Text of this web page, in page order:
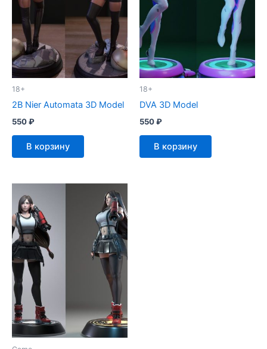
18+
2B Nier Automata 3D Model
550₽
В корзину
18+
DVA 3D Model
550₽
В корзину